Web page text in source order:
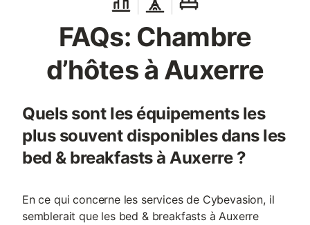
FAQs: Chambre
d’hôtes à Auxerre
Quels sont les équipements les
plus souvent disponibles dans les
bed & breakfasts à Auxerre ?
En ce qui concerne les services de Cybevasion, il
semblerait que les bed & breakfasts à Auxerre